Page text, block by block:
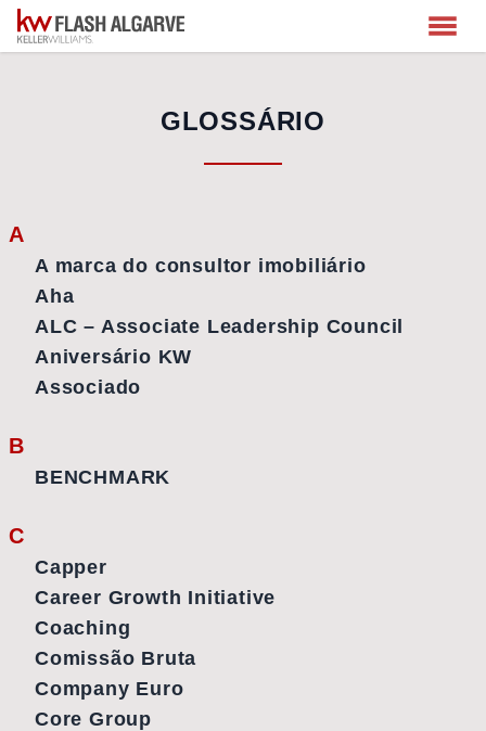
GLOSSÁRIO
A
A marca do consultor imobiliário
Aha
ALC – Associate Leadership Council
Aniversário KW
Associado
B
BENCHMARK
C
Capper
Career Growth Initiative
Coaching
Comissão Bruta
Company Euro
Core Group